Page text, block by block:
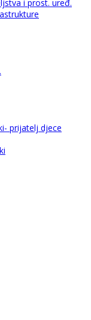
i prost. uređ.
prijatelj djece